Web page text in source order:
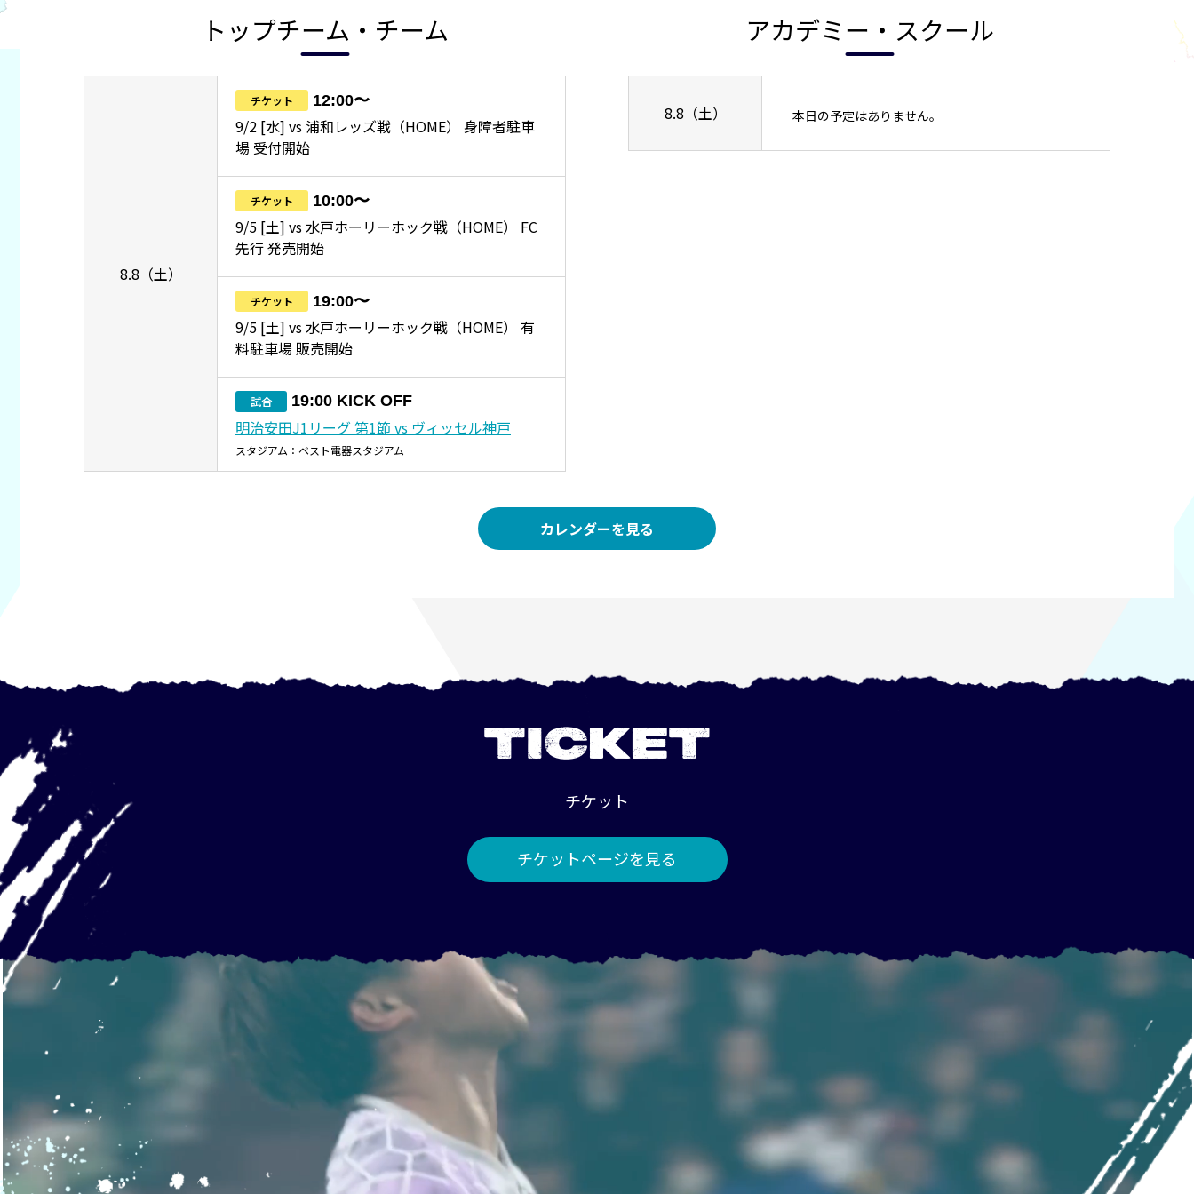
トップチーム・チーム
8.8（土）
チケット 12:00〜
9/2 [水] vs 浦和レッズ戦（HOME） 身障者駐車
場 受付開始
チケット 10:00〜
9/5 [土] vs 水戸ホーリーホック戦（HOME） FC
先行 発売開始
チケット 19:00〜
9/5 [土] vs 水戸ホーリーホック戦（HOME） 有
料駐車場 販売開始
試合 19:00 KICK OFF
明治安田J1リーグ 第1節 vs ヴィッセル神戸
スタジアム：ベスト電器スタジアム
アカデミー・スクール
8.8（土） 本日の予定はありません。
カレンダーを見る
TICKET
チケット
チケットページを見る